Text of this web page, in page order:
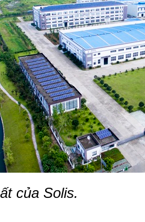
của Solis.